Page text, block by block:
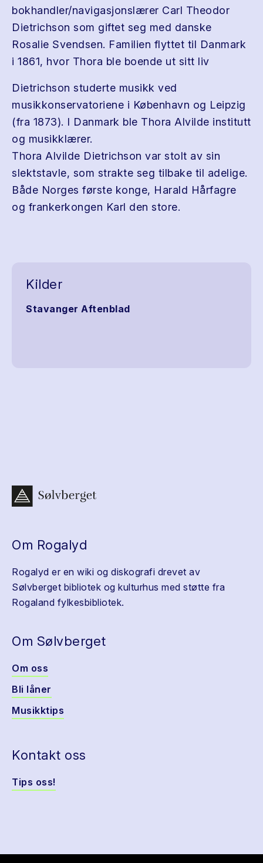
bokhandler/navigasjonslærer Carl Theodor
Dietrichson som giftet seg med danske
Rosalie Svendsen. Familien flyttet til Danmark
i 1861, hvor Thora ble boende ut sitt liv
Dietrichson studerte musikk ved
musikkonservatoriene i København og Leipzig
(fra 1873). I Danmark ble Thora Alvilde institutt
og musikklærer.
Thora Alvilde Dietrichson var stolt av sin
slektstavle, som strakte seg tilbake til adelige.
Både Norges første konge, Harald Hårfagre
og frankerkongen Karl den store.
Kilder
Stavanger Aftenblad
Om Rogalyd
Rogalyd er en wiki og diskografi drevet av
Sølvberget bibliotek og kulturhus med støtte fra
Rogaland fylkesbibliotek.
Om Sølvberget
Om oss
Bli låner
Musikktips
Kontakt oss
Tips oss!